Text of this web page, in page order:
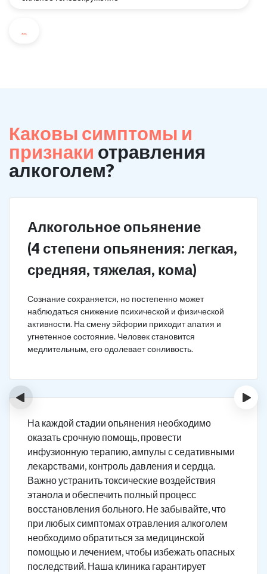
...
Каковы симптомы и
признаки отравления
алкоголем?
Алкогольное опьянение
(4 степени опьянения: легкая,
средняя, тяжелая, кома)
Сознание сохраняется, но постепенно может
наблюдаться снижение психической и физической
активности. На смену эйфории приходит апатия и
угнетенное состояние. Человек становится
медлительным, его одолевает сонливость.
‹ ›
На каждой стадии опьянения необходимо
оказать срочную помощь, провести
инфузионную терапию, ампулы с седативными
лекарствами, контроль давления и сердца.
Важно устранить токсические воздействия
этанола и обеспечить полный процесс
восстановления больного. Не забывайте, что
при любых симптомах отравления алкоголем
необходимо обратиться за медицинской
помощью и лечением, чтобы избежать опасных
последствий. Наша клиника гарантирует